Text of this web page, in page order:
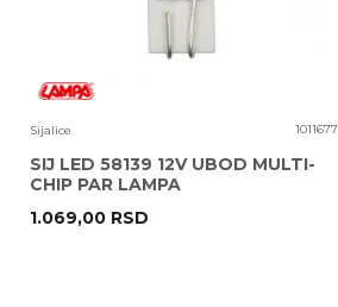
POŠALJI
Sijalice 1011677
SIJ LED 58139 12V UBOD MULTI-
CHIP PAR LAMPA
1.069,00 RSD